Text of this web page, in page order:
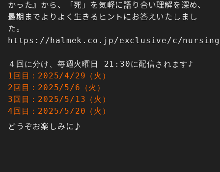
かった』から、「死」を気軽に語り合い理解を深め、
最期までよりよく生きるヒントにお答えいたしまし
た。
https://halmek.co.jp/exclusive/c/
４回に分け、毎週火曜日 21:30に配信されます♪
1回目：2025/4/29（火）
2回目：2025/5/6（火）
3回目：2025/5/13（火）
4回目：2025/5/20（火）
どうぞお楽しみに♪